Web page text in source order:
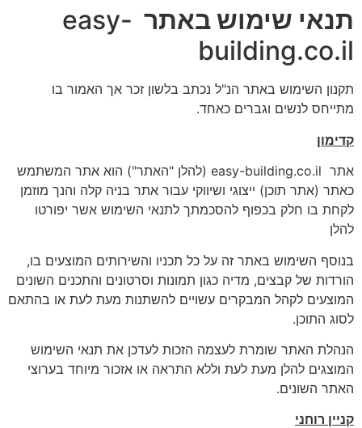
תנאי שימוש באתר easy-
building.co.il
תקנון השימוש באתר הנ"ל נכתב בלשון זכר אך האמור בו
מתייחס לנשים וגברים כאחד.
קדימון
אתר easy-building.co.il (להלן "האתר") הוא אתר המשתמש
כאתר (אתר תוכן) ייצוגי ושיווקי עבור אתר בניה קלה והנך מוזמן
לקחת בו חלק בכפוף להסכמתך לתנאי השימוש אשר יפורטו
להלן
בנוסף השימוש באתר זה על כל תכניו והשירותים המוצעים בו,
הורדות של קבצים, מדיה כגון תמונות וסרטונים והתכנים השונים
המוצעים לקהל המבקרים עשויים להשתנות מעת לעת או בהתאם
לסוג התוכן.
הנהלת האתר שומרת לעצמה הזכות לעדכן את תנאי השימוש
המוצגים להלן מעת לעת וללא התראה או אזכור מיוחד בערוצי
האתר השונים.
קניין רוחני